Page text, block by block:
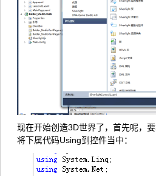
现在开始创造3D世界了，首先呢，
将下属代码Using到控件当中：